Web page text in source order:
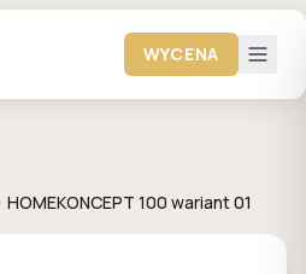
WYCENA
HOMEKONCEPT 100 wariant 01